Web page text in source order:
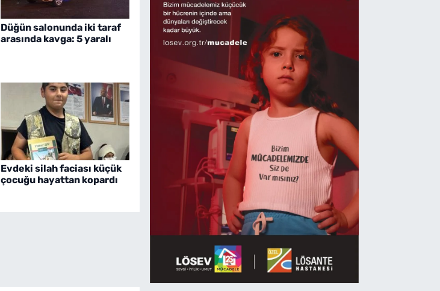
Düğün salonunda iki taraf
arasında kavga: 5 yaralı
Evdeki silah faciası küçük
çocuğu hayattan kopardı